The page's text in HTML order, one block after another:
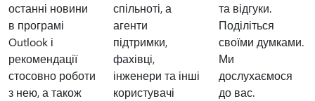
останні новини
в програмі
Outlook і
рекомендації
стосовно роботи
з нею, а також
спільноті, а
агенти
підтримки,
фахівці,
інженери та інші
користувачі
та відгуки.
Поділіться
своїми думками.
Ми
дослухаємося
до вас.